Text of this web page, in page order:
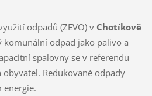
odpadů (ZEVO) v Chotíkově
odpad jako palivo a
spalovny se v referendu
Redukované odpady
energie.